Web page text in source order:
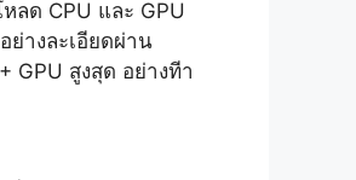
ลด CPU และ GPU
างละเอียดผ่าน
GPU สูงสุด อย่างทีา